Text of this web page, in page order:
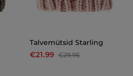
Talvemütsid Starling
€21.99 €29.95